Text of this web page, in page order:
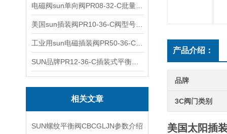
相关文章
SUN螺纹平衡阀CBCGLJN参数介绍
产品介绍：
品牌
3C阀门类别
美国太阳插